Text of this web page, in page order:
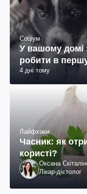
Соціум
У вашому домі
робити в
4 дні тому
Лайфхаки
Часник: як
користі?
Оксана
Лікар-дієтолог